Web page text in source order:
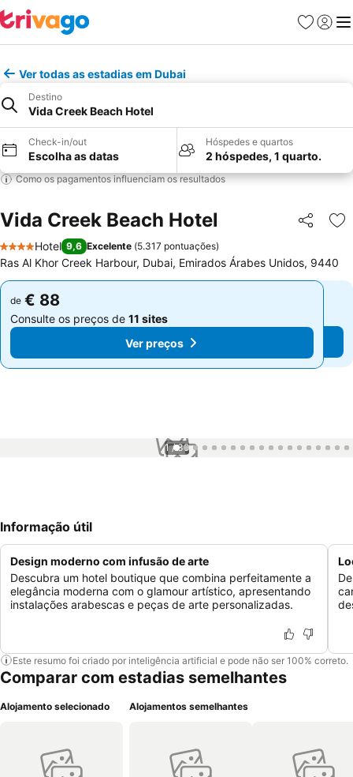
Favoritos
Iniciar
Ver todas as estadias em Dubai
Destino
Vida Creek Beach Hotel
Check-in/out
Escolha as datas
Hóspedes e quartos
2 hóspedes, 1 quarto.
Como os pagamentos influenciam os resultados
Vida Creek Beach Hotel Partilhar
4 Estrelas
Hotel 9,6 Excelente (5.317 pontuações)
Ras Al Khor Creek Harbour, Dubai, Emirados Árabes Unidos, 9440
de € 88
Consulte os preços de 11 sites
Ver preços
de € 88
Consulte os preços de 11 sites
Ver preços
1 / 39
Informação útil
Design moderno com infusão de arte
Descubra um hotel boutique que combina perfeitamente a
elegância moderna com o glamour artístico, apresentando
instalações arabescas e peças de arte personalizadas.
Este resumo foi criado por inteligência artificial e pode não ser 100% correto.
Comparar com estadias semelhantes
Alojamento selecionado Alojamentos semelhantes